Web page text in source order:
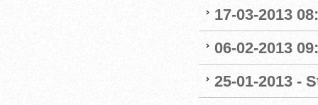
17-03-2013
06-02-2013
25-01-2013 -